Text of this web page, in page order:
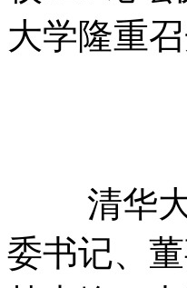
大学隆重召
清华大
委书记、